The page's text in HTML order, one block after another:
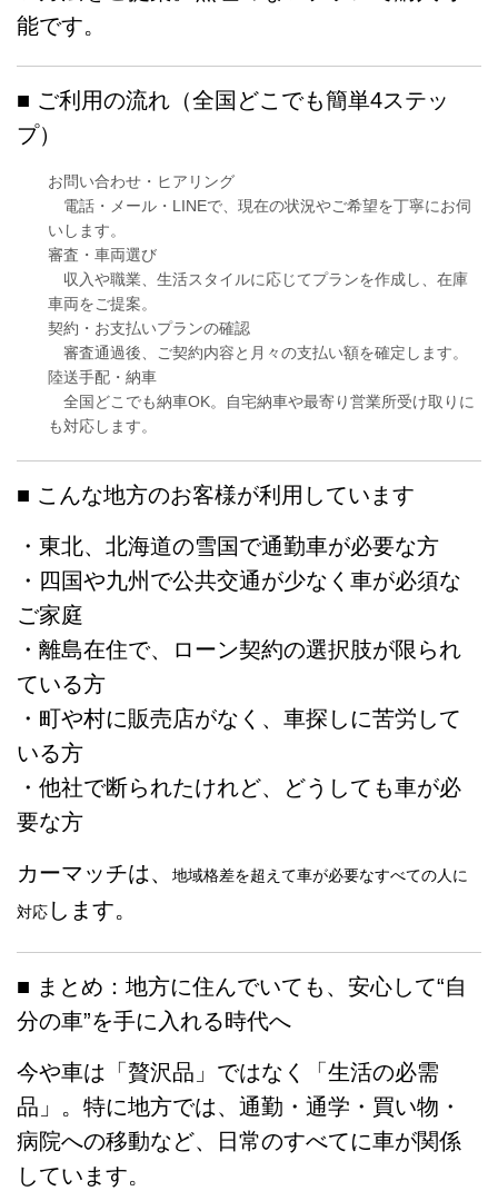
能です。
■ ご利用の流れ（全国どこでも簡単4ステッ
プ）
お問い合わせ・ヒアリング
電話・メール・LINEで、現在の状況やご希望を丁寧にお伺
いします。
審査・車両選び
収入や職業、生活スタイルに応じてプランを作成し、在庫
車両をご提案。
契約・お支払いプランの確認
審査通過後、ご契約内容と月々の支払い額を確定します。
陸送手配・納車
全国どこでも納車OK。自宅納車や最寄り営業所受け取りに
も対応します。
■ こんな地方のお客様が利用しています
・東北、北海道の雪国で通勤車が必要な方
・四国や九州で公共交通が少なく車が必須な
ご家庭
・離島在住で、ローン契約の選択肢が限られ
ている方
・町や村に販売店がなく、車探しに苦労して
いる方
・他社で断られたけれど、どうしても車が必
要な方
カーマッチは、 地域格差を超えて車が必要なすべての人に
対応 します。
■ まとめ：地方に住んでいても、安心して“自
分の車”を手に入れる時代へ
今や車は「贅沢品」ではなく「生活の必需
品」。特に地方では、通勤・通学・買い物・
病院への移動など、日常のすべてに車が関係
しています。